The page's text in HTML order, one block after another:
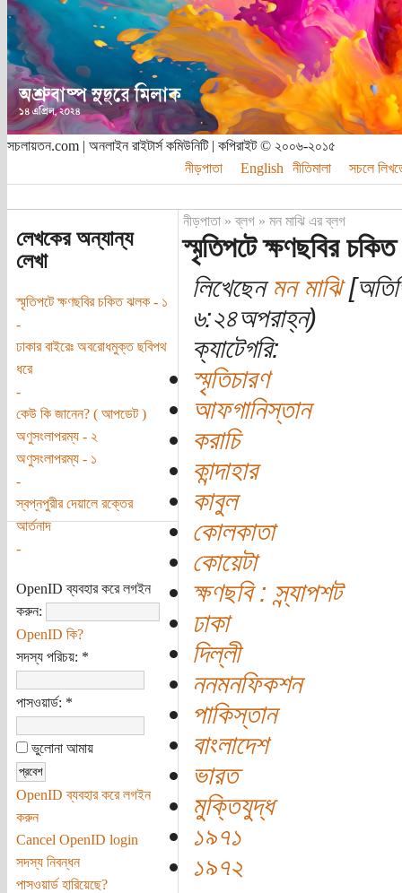
সচলায়তন.com | অনলাইন রাইটার্স কমিউনিটি | কপিরাইট © ২০০৬-২০১৫
নীড়পাতা
English নীতিমালা সচলে
লেখকের অন্যান্য
লেখা
স্মৃতিপটে ক্ষণছবির চকিত ঝলক - ১
-
ঢাকার বাইরেঃ অবরোধমুক্ত ছবিপথ
ধরে
-
কেউ কি জানেন? ( আপডেট )
অণুসংলাপরম্য - ২
অণুসংলাপরম্য - ১
-
স্বপ্নপুরীর দেয়ালে রক্তের
আর্তনাদ
-
OpenID ব্যবহার করে লগইন
করুন:
OpenID কি?
সদস্য পরিচয়: *
পাসওয়ার্ড: *
ভুলোনা আমায়
OpenID ব্যবহার করে লগইন
করুন
Cancel OpenID login
সদস্য নিবন্ধন
পাসওয়ার্ড হারিয়েছে?
নীড়পাতা»ব্লগ» মন মাঝি এর ব্লগ
স্মৃতিপটে ক্ষণছবির
লিখেছেনমন মাঝি
৬:২৪অপরাহ্ন)
ক্যাটেগরি:
স্মৃতিচারণ
আফগানিস্তান
করাচি
কান্দাহার
কাবুল
কোলকাতা
কোয়েটা
ক্ষণছবি : স্ন্যাপশট
ঢাকা
দিল্লী
ননমনফিকশন
পাকিস্তান
বাংলাদেশ
ভারত
মুক্তিযুদ্ধ
১৯৭১
১৯৭২